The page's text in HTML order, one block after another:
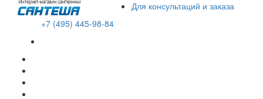
Для консультаций и заказа
+7 (495) 445-98-84